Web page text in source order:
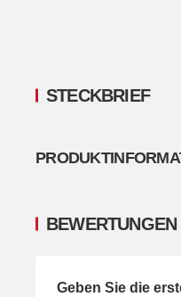
STECKBRIEF
BEWERTUNGEN
Geben Sie die